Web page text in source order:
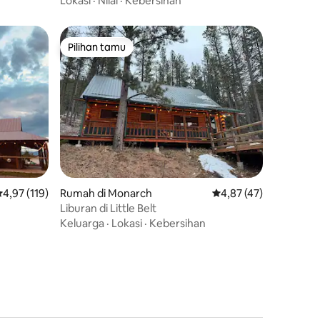
rata-rata 4,97 dari 5, 119 ulasan
4,97 (119)
Pilihan tamu
Pilihan tamu
Rumah di Monarch Nilai rata-rata 4,87
4,87 (47)
Liburan di Little Belt
Keluarga · Lokasi · Kebersihan